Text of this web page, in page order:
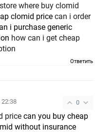
where buy clomid
clomid price can i order
i purchase generic
how can i get cheap
Ответить
0
22:38
price can you buy cheap
without insurance